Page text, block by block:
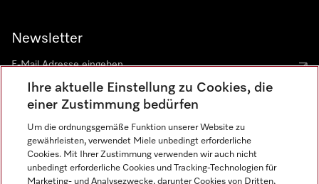
Newsletter
Sprache
DEUTSCH
Ihre aktuelle Einstellung zu Cookies, die
einer Zustimmung bedürfen
Um die ordnungsgemäße Funktion unserer Website zu
gewährleisten, verwendet Miele unbedingt erforderliche
Cookies. Mit Ihrer Zustimmung verwenden wir auch nicht
unbedingt erforderliche Cookies und Tracking-Technologien für
Marketing- und Analysezwecke, darunter Cookies von Dritten,